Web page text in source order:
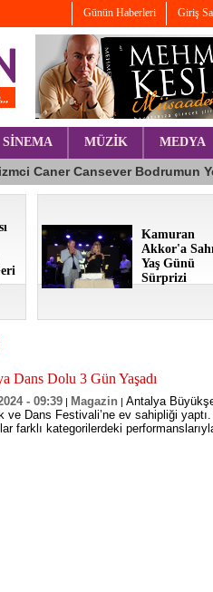
Günün Haberleri Giriş
SİNEMA MÜZİK MEDYA
Kamuran
Akkor'a
Yaş Günü
Sürprizi
Dans Dolu 3 Gün Yaşadı
- 09:39 | Magazin | Antalya
ve Dans Festivali’ne ev sahipliği
farklı kategorilerdeki